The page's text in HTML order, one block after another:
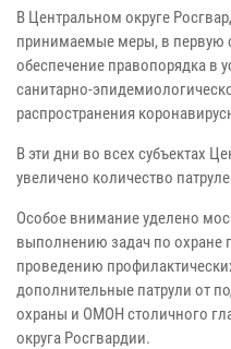
В Центральном округе
принимаемые меры, в первую
обеспечение правопорядка в
санитарно-
распространения
В эти дни во всех субъектах
увеличено количество
Особое внимание уделено
выполнению задач по охране
проведению
дополнительные патрули от
охраны и ОМОН столичного
округа Росгвардии.